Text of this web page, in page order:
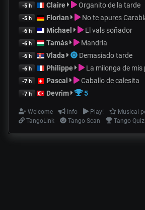
-5 h Claire Organito de la tarde
-5 h Florian No te apures
-6 h Michael El vals soñador
-6 h Tamás Mandria
-6 h Vlada Demasiado tarde
-6 h Philippe La milonga de mis
-7 h Pascal Caballo de calesita
-7 h Devrim 5
Welcome Info Play!
Musical
TangoLink
Tango Scan Tango Quiz